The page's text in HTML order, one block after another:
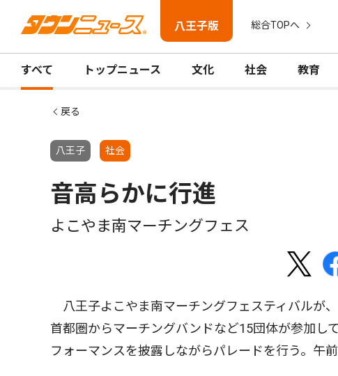
八王子版 総合TOPへ
すべて トップニュース 文化 社会 教育
戻る
八王子 社会
音高らかに行進
よこやま南マーチングフェス
八王子よこやま南マーチングフェスティバルが
首都圏からマーチングバンドなど15団体が参加し
フォーマンスを披露しながらパレードを行う。午